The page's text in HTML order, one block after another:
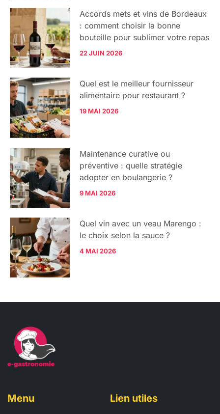
Accords mets et vins de Bordeaux
: comment choisir la bonne
bouteille pour sublimer votre repas
22 JUIN 2026
Quel est le meilleur fournisseur
alimentaire pour restaurant ?
19 MAI 2026
Maintenance curative ou
préventive : quelle stratégie
adopter en boulangerie ?
9 MAI 2026
Quel vin avec un veau Marengo :
le choix selon la sauce ?
4 MAI 2026
Menu Lien utiles